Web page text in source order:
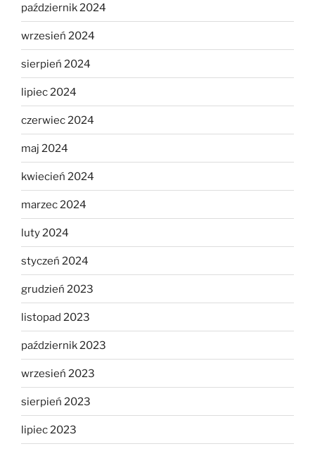
październik 2024
wrzesień 2024
sierpień 2024
lipiec 2024
czerwiec 2024
maj 2024
kwiecień 2024
marzec 2024
luty 2024
styczeń 2024
grudzień 2023
listopad 2023
październik 2023
wrzesień 2023
sierpień 2023
lipiec 2023